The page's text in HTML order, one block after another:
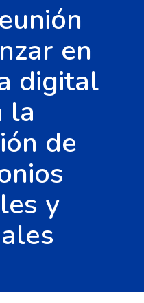
en
digital
la
de
y